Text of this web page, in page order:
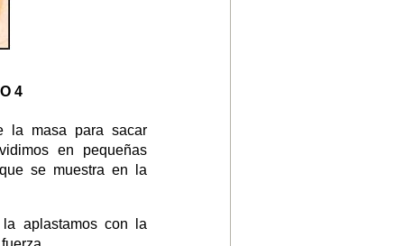
4
la masa para sacar
en pequeñas
se muestra en la
aplastamos con la